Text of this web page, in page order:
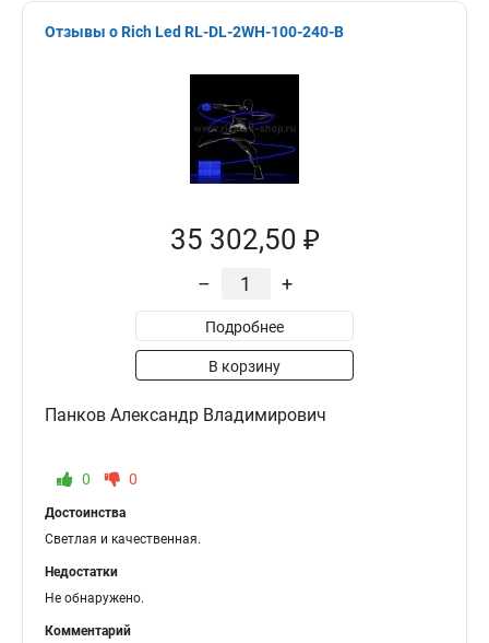
Отзывы о Rich Led RL-DL-2WH-100-240-B
35 302,50 ₽
– +
Подробнее
В корзину
Панков Александр Владимирович
0 0
Достоинства
Светлая и качественная.
Недостатки
Не обнаружено.
Комментарий